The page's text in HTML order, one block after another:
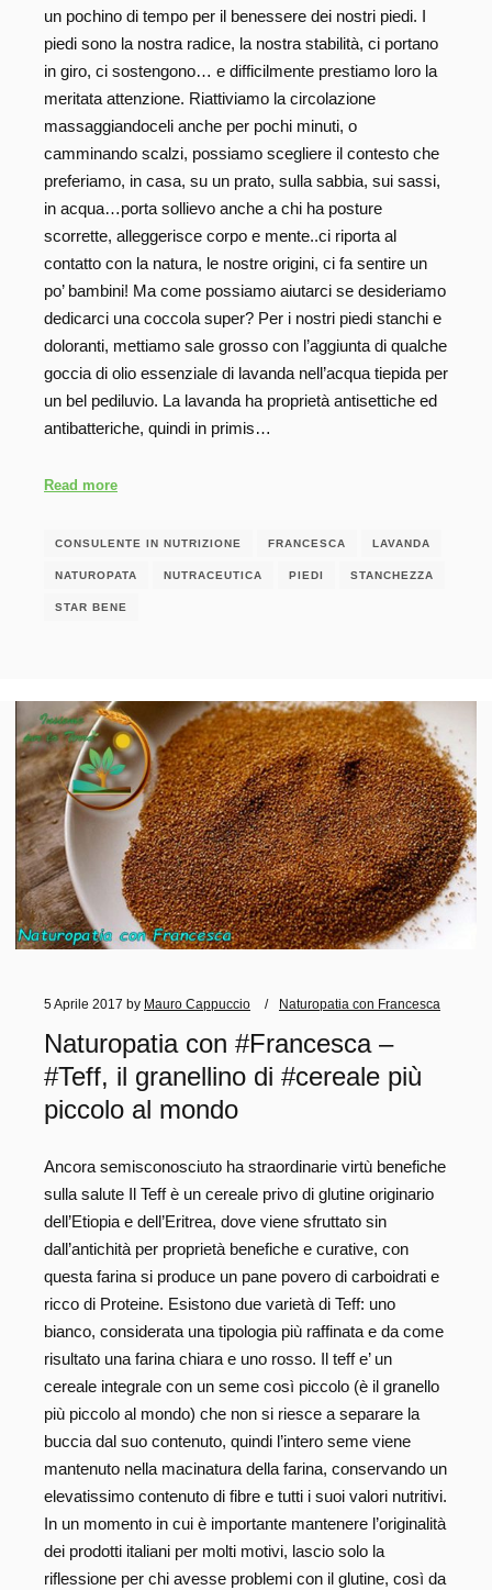
un pochino di tempo per il benessere dei nostri piedi. I
piedi sono la nostra radice, la nostra stabilità, ci portano
in giro, ci sostengono… e difficilmente prestiamo loro la
meritata attenzione. Riattiviamo la circolazione
massaggiandoceli anche per pochi minuti, o
camminando scalzi, possiamo scegliere il contesto che
preferiamo, in casa, su un prato, sulla sabbia, sui sassi,
in acqua…porta sollievo anche a chi ha posture
scorrette, alleggerisce corpo e mente..ci riporta al
contatto con la natura, le nostre origini, ci fa sentire un
po’ bambini! Ma come possiamo aiutarci se desideriamo
dedicarci una coccola super? Per i nostri piedi stanchi e
doloranti, mettiamo sale grosso con l’aggiunta di qualche
goccia di olio essenziale di lavanda nell’acqua tiepida per
un bel pediluvio. La lavanda ha proprietà antisettiche ed
antibatteriche, quindi in primis…
Read more
CONSULENTE IN NUTRIZIONE FRANCESCA LAVANDA
NATUROPATA NUTRACEUTICA PIEDI STANCHEZZA
STAR BENE
5 Aprile 2017 by Mauro Cappuccio Naturopatia con Francesca
Naturopatia con #Francesca –
#Teff, il granellino di #cereale più
piccolo al mondo
Ancora semisconosciuto ha straordinarie virtù benefiche
sulla salute Il Teff è un cereale privo di glutine originario
dell’Etiopia e dell’Eritrea, dove viene sfruttato sin
dall’antichità per proprietà benefiche e curative, con
questa farina si produce un pane povero di carboidrati e
ricco di Proteine. Esistono due varietà di Teff: uno
bianco, considerata una tipologia più raffinata e da come
risultato una farina chiara e uno rosso. Il teff e’ un
cereale integrale con un seme così piccolo (è il granello
più piccolo al mondo) che non si riesce a separare la
buccia dal suo contenuto, quindi l’intero seme viene
mantenuto nella macinatura della farina, conservando un
elevatissimo contenuto di fibre e tutti i suoi valori nutritivi.
In un momento in cui è importante mantenere l’originalità
dei prodotti italiani per molti motivi, lascio solo la
riflessione per chi avesse problemi con il glutine, così da